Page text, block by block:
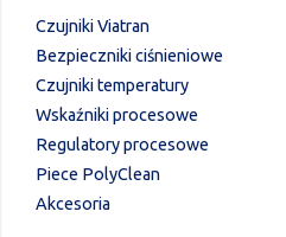
Czujniki Viatran
Bezpieczniki ciśnieniowe
Czujniki temperatury
Wskaźniki procesowe
Regulatory procesowe
Piece PolyClean
Akcesoria